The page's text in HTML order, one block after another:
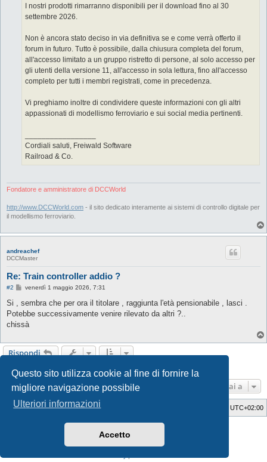
Questo sito utilizza cookie al fine di fornire la
migliore navigazione possibile
Ulteriori informazioni
Accetto
I nostri prodotti rimarranno disponibili per il download fino al 30
settembre 2026.
Non è ancora stato deciso in via definitiva se e come verrà offerto il
forum in futuro. Tutto è possibile, dalla chiusura completa del forum,
all'accesso limitato a un gruppo ristretto di persone, al solo accesso per
gli utenti della versione 11, all'accesso in sola lettura, fino all'accesso
completo per tutti i membri registrati, come in precedenza.
Vi preghiamo inoltre di condividere queste informazioni con gli altri
appassionati di modellismo ferroviario e sui social media pertinenti.
Cordiali saluti, Freiwald Software
Railroad & Co.
Fondatore e amministratore di DCCWorld
http://www.DCCWorld.com - il sito dedicato interamente ai sistemi di controllo digitale per
il modellismo ferroviario.
andreachef
DCCMaster
Re: Train controller addio ?
#2
M
s
a
g
o
venerdì 1 maggio 2026, 7:31
Si , sembra che per ora il titolare , raggiunta l'età pensionabile , lasci .
Potebbe successivamente venire rilevato da altri ?..
chissà
Rispondi
Vai a
Indice UTC+02:00
GTA game
phpBB® Forum Software © phpBB Limited
phpBB-Italia.it